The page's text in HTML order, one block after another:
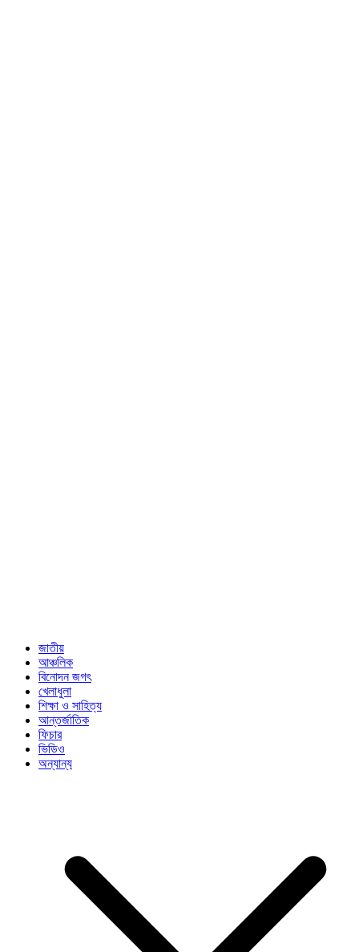
জাতীয়
আঞ্চলিক
বিনোদন জগৎ
খেলাধুলা
শিক্ষা ও সাহিত্য
আন্তর্জাতিক
ফিচার
ভিডিও
অন্যান্য